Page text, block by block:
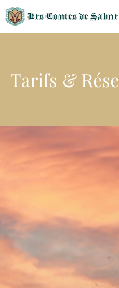
Les Contes de Salme
Tarifs &